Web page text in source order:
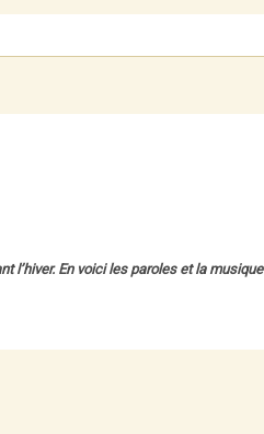
l’hiver. En voici les paroles et la musique